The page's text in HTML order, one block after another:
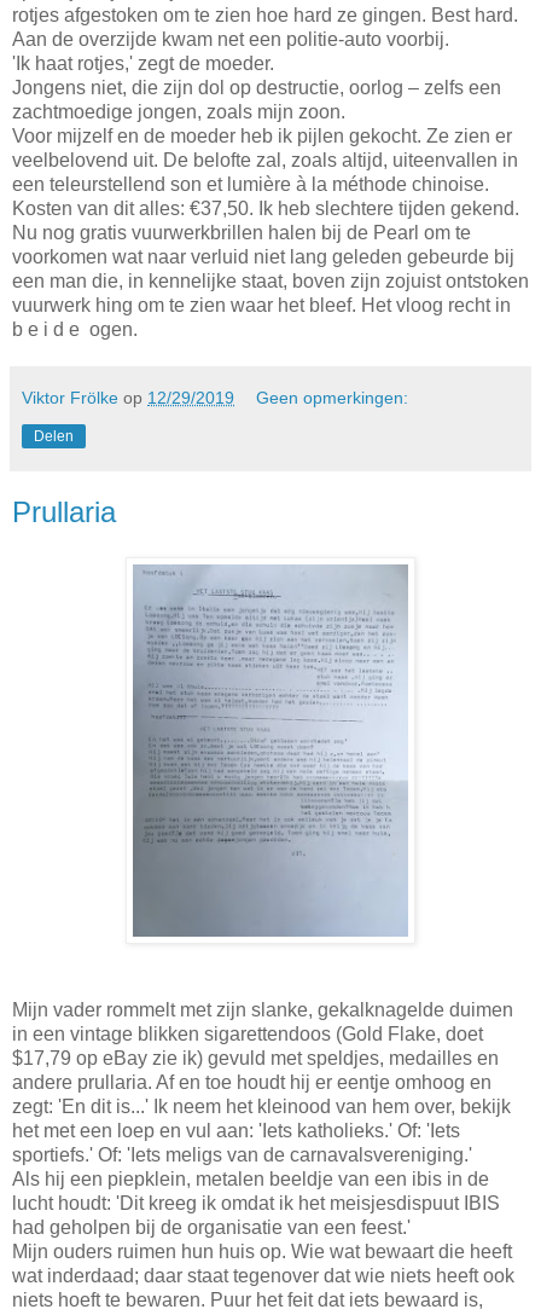
rotjes afgestoken om te zien hoe hard ze gingen. Best hard.
Aan de overzijde kwam net een politie-auto voorbij.
'Ik haat rotjes,' zegt de moeder.
Jongens niet, die zijn dol op destructie, oorlog – zelfs een
zachtmoedige jongen, zoals mijn zoon.
Voor mijzelf en de moeder heb ik pijlen gekocht. Ze zien er
veelbelovend uit. De belofte zal, zoals altijd, uiteenvallen in
een teleurstellend son et lumière à la méthode chinoise.
Kosten van dit alles: €37,50. Ik heb slechtere tijden gekend.
Nu nog gratis vuurwerkbrillen halen bij de Pearl om te
voorkomen wat naar verluid niet lang geleden gebeurde bij
een man die, in kennelijke staat, boven zijn zojuist ontstoken
vuurwerk hing om te zien waar het bleef. Het vloog recht in
b e i d e ogen.
Viktor Frölke op 12/29/2019 Geen opmerkingen:
Delen
Prullaria
Mijn vader rommelt met zijn slanke, gekalknagelde duimen
in een vintage blikken sigarettendoos (Gold Flake, doet
$17,79 op eBay zie ik) gevuld met speldjes, medailles en
andere prullaria. Af en toe houdt hij er eentje omhoog en
zegt: 'En dit is...' Ik neem het kleinood van hem over, bekijk
het met een loep en vul aan: 'Iets katholieks.' Of: 'Iets
sportiefs.' Of: 'Iets meligs van de carnavalsvereniging.'
Als hij een piepklein, metalen beeldje van een ibis in de
lucht houdt: 'Dit kreeg ik omdat ik het meisjesdispuut IBIS
had geholpen bij de organisatie van een feest.'
Mijn ouders ruimen hun huis op. Wie wat bewaart die heeft
wat inderdaad; daar staat tegenover dat wie niets heeft ook
niets hoeft te bewaren. Puur het feit dat iets bewaard is,